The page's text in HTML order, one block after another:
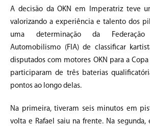
A decisão da OKN em Imperatriz teve
valorizando a experiência e talento dos
uma determinação da
Automobilismo (FIA) de classificar
disputados com motores OKN para a
participaram de três baterias
pontos ao longo delas.
Na primeira, tiveram seis minutos em
volta e Rafael saiu na frente. Na